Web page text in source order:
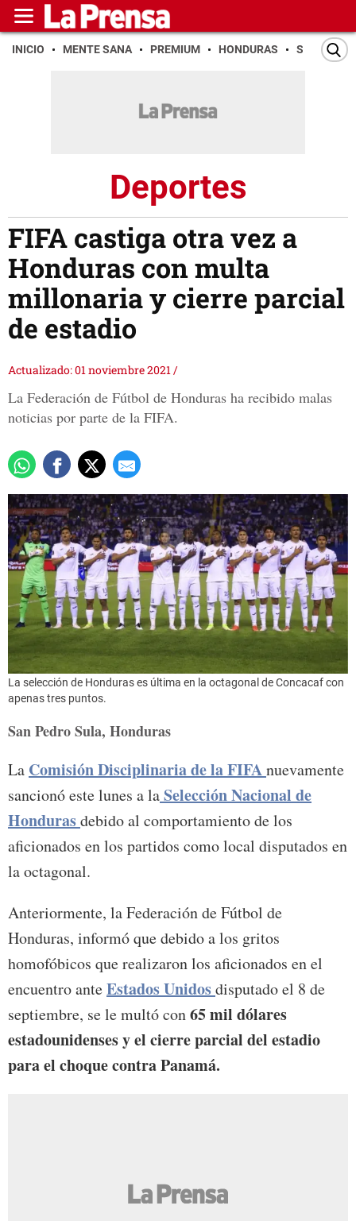
INICIO MENTE SANA PREMIUM HONDURAS SAN PEDRO
Deportes
FIFA castiga otra vez a
Honduras con multa
millonaria y cierre parcial
de estadio
Actualizado: 01 noviembre 2021/
La Federación de Fútbol de Honduras ha recibido malas
noticias por parte de la FIFA.
La selección de Honduras es última en la octagonal de Concacaf con
apenas tres puntos.
San Pedro Sula, Honduras
La Comisión Disciplinaria de la FIFAnuevamente
sancionó este lunes a laSelección Nacional de
Hondurasdebido al comportamiento de los
aficionados en los partidos como local disputados en
la octagonal.
Anteriormente, la Federación de Fútbol de
Honduras, informó que debido a los gritos
homofóbicos que realizaron los aficionados en el
encuentro anteEstados Unidosdisputado el 8 de
septiembre, se le multó con65 mil dólares
estadounidenses y el cierre parcial del estadio
para el choque contra Panamá.